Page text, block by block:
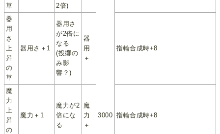
草
2倍)
3000
器
用
さ
上
昇
の
草
器用さ＋1
器用さ
が2倍に
なる
(投擲の
み影
響？)
器
用
＋
指輪合成時+8
魔
力
上
昇
の
魔力＋1
魔力が2
倍にな
る
魔
力
＋
指輪合成時+8